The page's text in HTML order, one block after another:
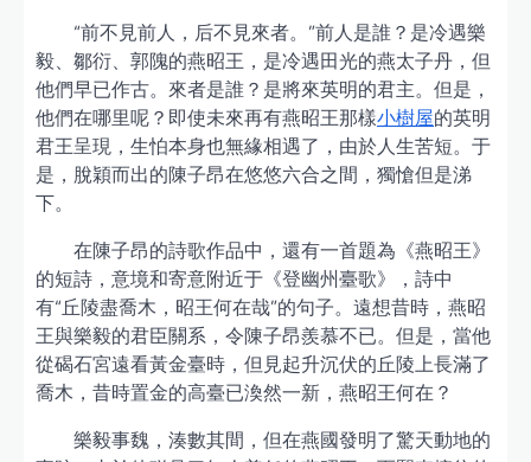
“前不見前人，后不見來者。”前人是誰？是冷遇樂
毅、鄒衍、郭隗的燕昭王，是冷遇田光的燕太子丹，但
他們早已作古。來者是誰？是將來英明的君主。但是，
他們在哪里呢？即使未來再有燕昭王那樣小樹屋的英明
君王呈現，生怕本身也無緣相遇了，由於人生苦短。于
是，脫穎而出的陳子昂在悠悠六合之間，獨愴但是涕
下。
在陳子昂的詩歌作品中，還有一首題為《燕昭王》
的短詩，意境和寄意附近于《登幽州臺歌》，詩中
有“丘陵盡喬木，昭王何在哉”的句子。遠想昔時，燕昭
王與樂毅的君臣關系，令陳子昂羨慕不已。但是，當他
從碣石宮遠看黃金臺時，但見起升沉伏的丘陵上長滿了
喬木，昔時置金的高臺已渙然一新，燕昭王何在？
樂毅事魏，湊數其間，但在燕國發明了驚天動地的